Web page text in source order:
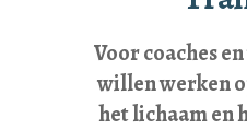
Voor coaches
willen werken
het lichaam en